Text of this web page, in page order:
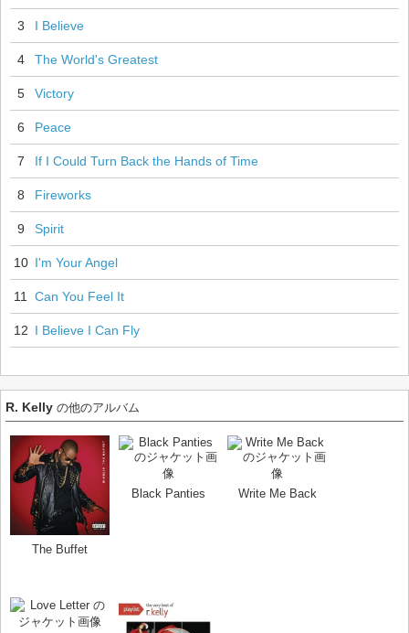
3 I Believe
4 The World's Greatest
5 Victory
6 Peace
7 If I Could Turn Back the Hands of Time
8 Fireworks
9 Spirit
10 I'm Your Angel
11 Can You Feel It
12 I Believe I Can Fly
R. Kelly の他のアルバム
The Buffet
Black Panties Write Me Back